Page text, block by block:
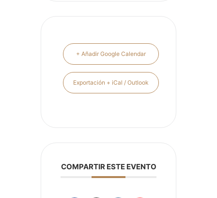
+ Añadir Google Calendar
Exportación + iCal / Outlook
COMPARTIR ESTE EVENTO